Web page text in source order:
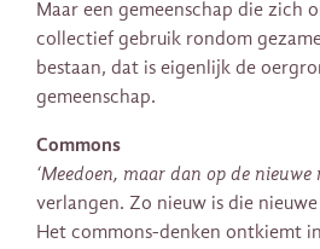
Maar een gemeenschap die zich
collectief gebruik rondom
bestaan, dat is eigenlijk de
gemeenschap.
Commons
‘Meedoen, maar dan op de nieuwe
verlangen. Zo nieuw is die
Het commons-denken ontkiemt